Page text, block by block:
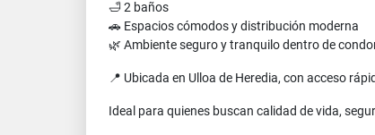
🛁 2 baños
🚗 Espacios cómodos y distribución moderna
🌿 Ambiente seguro y tranquilo dentro de
📍 Ubicada en Ulloa de Heredia, con acceso
Ideal para quienes buscan calidad de vida,